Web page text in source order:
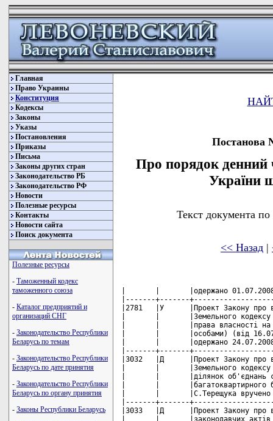
Главная
Право Украины
Конституция
Кодексы
Законы
Указы
Постановления
Приказы
Письма
Законы других стран
Законодательство РБ
Законодательство РФ
Новости
Полезные ресурсы
Контакты
Новости сайта
Поиск документа
Полезные ресурсы
- Таможенный кодекс
таможенного союза
- Каталог предприятий и
организаций СНГ
- Законодательство Республики
Беларусь по темам
- Законодательство Республики
Беларусь по дате принятия
- Законодательство Республики
Беларусь по органу принятия
- Законы Республики Беларусь
Постанова
Про порядок денний
України
Текст документа
<< Назад |
|       |       |одержано 01.07.2008)                      |              |
|-------+-------+------------------------------------------+--------------|
|2781   |У      |Проект Закону про внесення змін до        |М.Присяжнюк   |
|       |       |Земельного кодексу України (щодо набуття  |              |
|       |       |права власності на землю юридичними       |              |
|       |       |особами) (від 16.07.2008 N 8975/0/2-08    |              |
|       |       |одержано 24.07.2008)                      |              |
|-------+-------+------------------------------------------+--------------|
|3032   |Д      |Проект Закону про внесення змін до        |М.Присяжнюк   |
|       |       |Земельного кодексу України (щодо земельних|              |
|       |       |ділянок об'єднань співвласників           |              |
|       |       |багатоквартирного будинку) (проект н.д.   |              |
|       |       |С.Терещука вручено 02.09.2008)            |              |
|-------+-------+------------------------------------------+--------------|
|3033   |Д      |Проект Закону про внесення змін до деяких |М.Присяжнюк   |
|       |       |законодавчих актів України (щодо оренди   |              |
|       |       |земельних ділянок, що перебувають в       |              |
|       |       |державній або комунальній власності)      |              |
|       |       |(проект н.д. С.Терещука вручено           |              |
|       |       |02.09.2008)                               |              |
|-------+-------+------------------------------------------+--------------|
|3034   |Д      |Проект Закону про внесення змін до        |М.Присяжнюк   |
|       |       |Земельного кодексу України (щодо права    |              |
|       |       |власності на присадибні ділянки) (проект  |              |
|       |       |н.д. С.Терещука вручено 02.09.2008)       |              |
|-------+-------+------------------------------------------+--------------|
|3038   |У      |Проект Закону про внесення зміни до статті|М.Присяжнюк   |
|       |       |176 Земельного кодексу України (від       |              |
|       |       |04.08.2008 N 9894/0/2-08 вручено          |              |
|       |       |07.10.2008)                               |              |
|-------+-------+------------------------------------------+--------------|
|3040   |Д      |Проект Закону про внесення змін до деяких |М.Присяжнюк   |
|       |       |законодавчих актів України (щодо спрощення|              |
|       |       |процедури розмежування земель державної та|              |
|       |       |комунальної власності) (проект н.д.       |              |
|       |       |С.Терещука вручено 02.09.2008)            |              |
|-------+-------+------------------------------------------+--------------|
|3044   |Д      |Проект Закону про внесення змін до        |М.Присяжнюк   |
|       |       |Земельного кодексу України та деяких      |              |
|       |       |законодавчих актів України (проект н.д.   |              |
|       |       |К.Ляпіної вручено 02.09.2008)             |              |
|-------+-------+------------------------------------------+--------------|
|3049   |Д      |Проект Закону про внесення змін до        |М.Присяжнюк   |
|       |       |Земельного кодексу України (щодо зміни меж|              |
|       |       |областей) (проект н.д. В.Писаренка вручено|              |
|       |       |02.09.2008)                               |              |
|-------+-------+------------------------------------------+--------------|
|3125   |У      |Проект Закону про внесення змін до деяких |М.Присяжнюк   |
|       |       |законодавчих актів України щодо вилучення |              |
|       |       |(викупу) особливо цінних земель (від      |              |
|       |       |05.09.2008 N 11449/0/2-08 вручено         |              |
|       |       |11.11.2008)                               |              |
|-------+-------+------------------------------------------+--------------|
|3129   |У      |Проект Закону про внесення змін до деяких |М.Присяжнюк   |
|       |       |законодавчих актів України щодо           |              |
|       |       |використання земель оборони (від          |              |
|       |       |09.09.2008 N 11596/0/2-08 вручено         |              |
|       |       |11.12.2008)                               |              |
|-------+-------+------------------------------------------+--------------|
|3228   |Д      |Проект Закону про внесення змін до Закону